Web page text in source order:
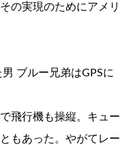
の実現のためにアメリ
ブルー兄弟はGPSに
飛行機も操縦。キュー
もあった。やがてレー